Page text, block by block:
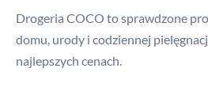
Drogeria COCO to sprawdzone
domu, urody i codziennej
najlepszych cenach.